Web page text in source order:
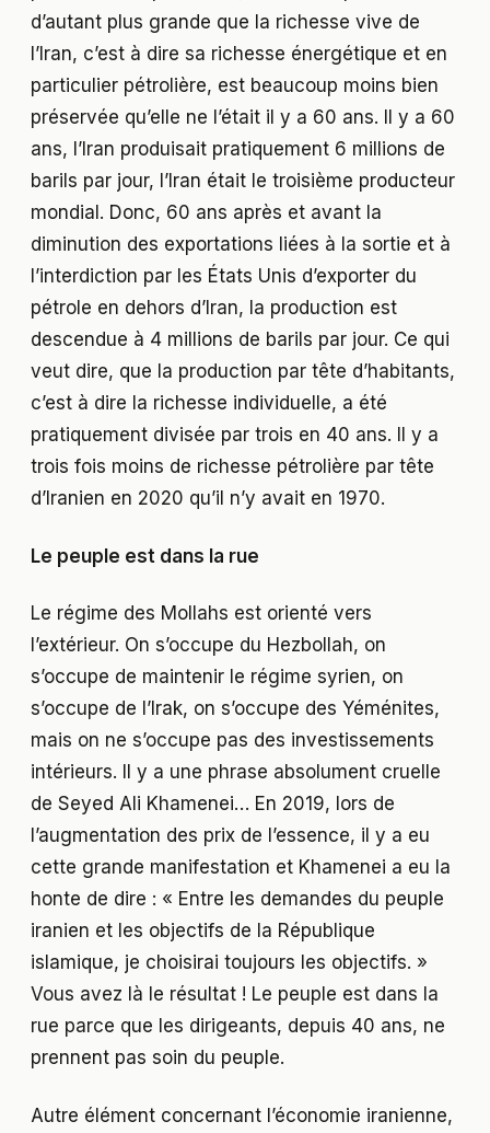
d’autant plus grande que la richesse vive de
l’Iran, c’est à dire sa richesse énergétique et en
particulier pétrolière, est beaucoup moins bien
préservée qu’elle ne l’était il y a 60 ans. Il y a 60
ans, l’Iran produisait pratiquement 6 millions de
barils par jour, l’Iran était le troisième producteur
mondial. Donc, 60 ans après et avant la
diminution des exportations liées à la sortie et à
l’interdiction par les États Unis d’exporter du
pétrole en dehors d’Iran, la production est
descendue à 4 millions de barils par jour. Ce qui
veut dire, que la production par tête d’habitants,
c’est à dire la richesse individuelle, a été
pratiquement divisée par trois en 40 ans. Il y a
trois fois moins de richesse pétrolière par tête
d’Iranien en 2020 qu’il n’y avait en 1970.
Le peuple est dans la rue
Le régime des Mollahs est orienté vers
l’extérieur. On s’occupe du Hezbollah, on
s’occupe de maintenir le régime syrien, on
s’occupe de l’Irak, on s’occupe des Yéménites,
mais on ne s’occupe pas des investissements
intérieurs. Il y a une phrase absolument cruelle
de Seyed Ali Khamenei… En 2019, lors de
l’augmentation des prix de l’essence, il y a eu
cette grande manifestation et Khamenei a eu la
honte de dire : « Entre les demandes du peuple
iranien et les objectifs de la République
islamique, je choisirai toujours les objectifs. »
Vous avez là le résultat ! Le peuple est dans la
rue parce que les dirigeants, depuis 40 ans, ne
prennent pas soin du peuple.
Autre élément concernant l’économie iranienne,